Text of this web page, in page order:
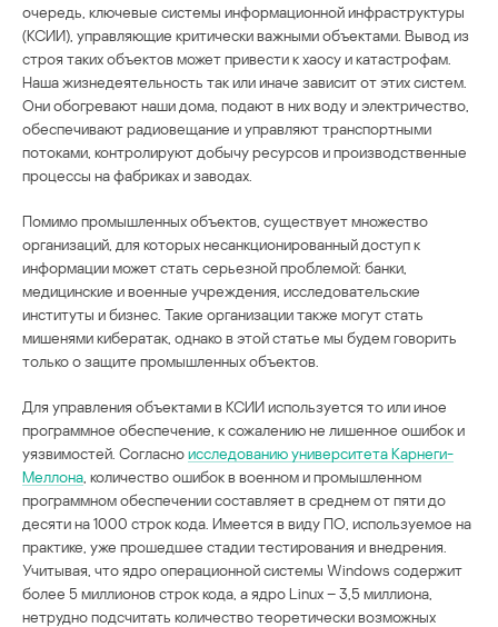
очередь, ключевые системы информационной инфраструктуры
(КСИИ), управляющие критически важными объектами. Вывод из
строя таких объектов может привести к хаосу и катастрофам.
Наша жизнедеятельность так или иначе зависит от этих систем.
Они обогревают наши дома, подают в них воду и электричество,
обеспечивают радиовещание и управляют транспортными
потоками, контролируют добычу ресурсов и производственные
процессы на фабриках и заводах.
Помимо промышленных объектов, существует множество
организаций, для которых несанкционированный доступ к
информации может стать серьезной проблемой: банки,
медицинские и военные учреждения, исследовательские
институты и бизнес. Такие организации также могут стать
мишенями кибератак, однако в этой статье мы будем говорить
только о защите промышленных объектов.
Для управления объектами в КСИИ используется то или иное
программное обеспечение, к сожалению не лишенное ошибок и
уязвимостей. Согласноисследованию университета Карнеги-
Меллона , количество ошибок в военном и промышленном
программном обеспечении составляет в среднем от пяти до
десяти на 1000 строк кода. Имеется в виду ПО, используемое на
практике, уже прошедшее стадии тестирования и внедрения.
Учитывая, что ядро операционной системы Windows содержит
более 5 миллионов строк кода, а ядро Linux – 3,5 миллиона,
нетрудно подсчитать количество теоретически возможных